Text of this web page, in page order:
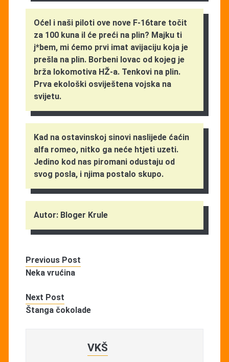
Oćel i naši piloti ove nove F-16tare točit
za 100 kuna il će preći na plin? Majku ti
j*bem, mi ćemo prvi imat avijaciju koja je
prešla na plin. Borbeni lovac od kojeg je
brža lokomotiva HŽ-a. Tenkovi na plin.
Prva ekološki osviještena vojska na
svijetu.
Kad na ostavinskoj sinovi naslijede ćaćin
alfa romeo, nitko ga neće htjeti uzeti.
Jedino kod nas piromani odustaju od
svog posla, i njima postalo skupo.
Autor: Bloger Krule
Previous Post
Neka vrućina
Next Post
Štanga čokolade
VKŠ